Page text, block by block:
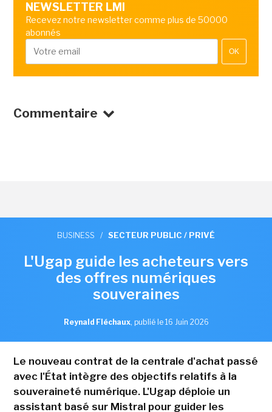
NEWSLETTER LMI
Recevez notre newsletter comme plus de 50000
abonnés
OK
Commentaire
BUSINESS / SECTEUR PUBLIC / PRIVÉ
L'Ugap guide les acheteurs vers
des offres numériques
souveraines
Reynald Fléchaux, publié le 16 Juin 2026
Le nouveau contrat de la centrale d'achat passé
avec l'État intègre des objectifs relatifs à la
souveraineté numérique. L'Ugap déploie un
assistant basé sur Mistral pour guider les